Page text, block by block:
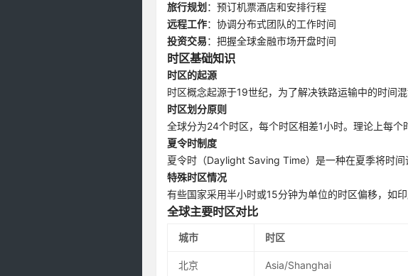
旅行规划 ：预订机票酒店和安排行程
远程工作：协调分布式团队的工作时间
投资交易：把握全球金融市场开盘时间
时区基础知识
时区的起源
时区概念起源于19世纪，为了解决铁路运输中的时间
时区划分原则
全球分为24个时区，每个时区相差1小时。理论上每个
夏令时制度
夏令时（Daylight Saving Time）是一种在夏季将时
特殊时区情况
有些国家采用半小时或15分钟为单位的时区偏移，如
全球主要时区对比
城市 时区
北京 Asia/Shanghai